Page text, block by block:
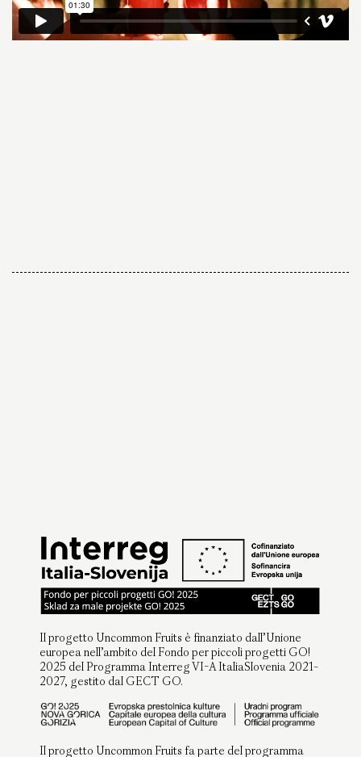
Il progetto Uncommon Fruits è finanziato dall’Unione
europea nell’ambito del Fondo per piccoli progetti GO!
2025 del Programma Interreg VI-A ItaliaSlovenia 2021-
2027, gestito dal GECT GO.
Il progetto Uncommon Fruits fa parte del programma